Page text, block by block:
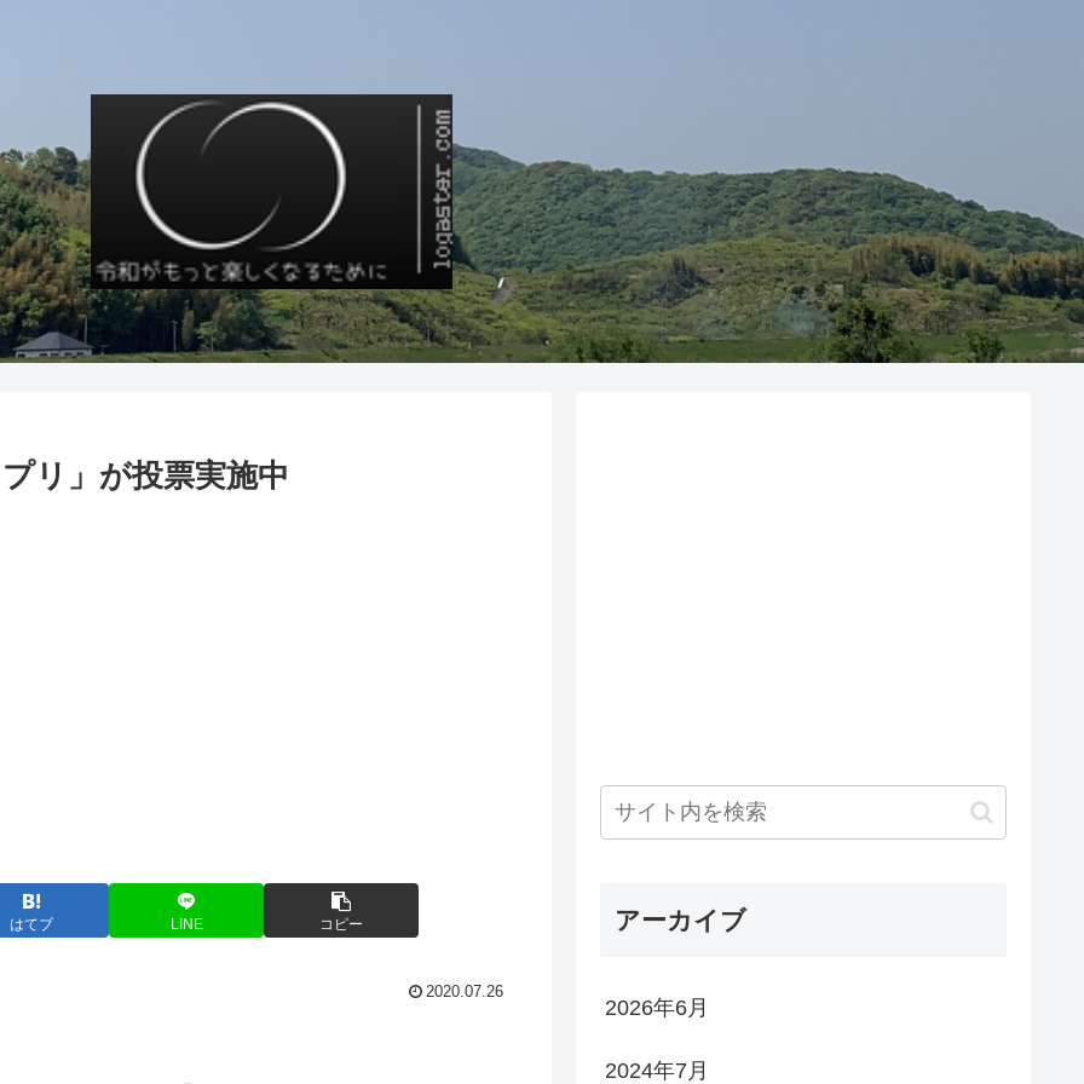
リ」が投票実施中
はてブ LINE コピー
2020.07.26
アーカイブ
2026年6月
2024年7月